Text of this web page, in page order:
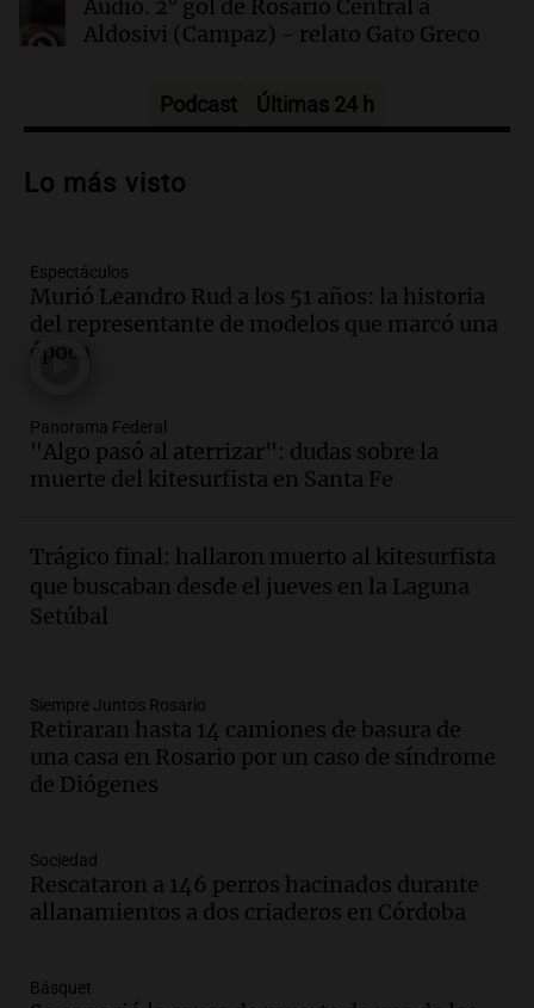
sábado 8 de agosto
Audio. 2° gol de Rosario Central a
Aldosivi (Campaz) - relato Gato Greco
Audio.Nuevo desarrollo urbano y casa
en Villa María
Audio.
La gran exposición de la rural de
la Bulaya abrirá sus puertas mañana con
diversas actividades y sorpresas
Panorama Federal
edificios y proyecta una casa del
estudiante con 48 municipios
involucrados
Episodios
Audio.1° gol de Rosario Central a
Aldosivi (Zalazar en contra) - relato
Gato Greco
Audio.Recomendaciones de vino
bonarda para disfrutar el fin de semana
en Mendoza
Panorama Federal
Audio.
en la Sociedad Rural de Bulaya con
actividades para toda la familia
Audio.
Podcast Últimas 24 h
Lo más visto
Espectáculos
Murió Leandro Rud a los 51 años: la historia
del representante de modelos que marcó una
época
Panorama Federal
"Algo pasó al aterrizar": dudas sobre la
muerte del kitesurfista en Santa Fe
Trágico final: hallaron muerto al kitesurfista
que buscaban desde el jueves en la Laguna
Setúbal
Siempre Juntos Rosario
Retiraran hasta 14 camiones de basura de
una casa en Rosario por un caso de síndrome
de Diógenes
Sociedad
Rescataron a 146 perros hacinados durante
allanamientos a dos criaderos en Córdoba
Básquet